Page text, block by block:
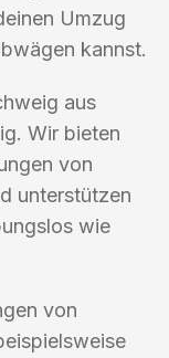
Umzug
kannst.
aus
Wir bieten
von
unterstützen
wie
von